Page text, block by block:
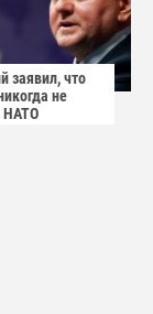
заявил, что
не
НАТО